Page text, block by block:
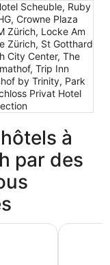
Scheuble, Ruby
Crowne Plaza
Zürich, Locke Am
Zürich, St Gotthard
City Center, The
Trip Inn
by Trinity, Park
Privat Hotel
à
par des
Ruby